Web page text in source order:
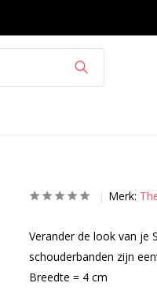
Merk:
Verander de look van je
schouderbanden zijn
Breedte = 4 cm